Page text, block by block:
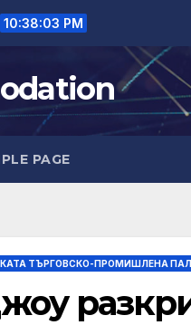
10:38:04 PM
PAGE
ТЪРГОВСКО-ПРОМИШЛЕНА